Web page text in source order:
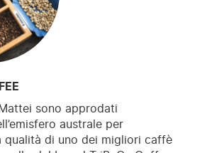
sono approdati
australe per
qualità di uno dei migliori caffè